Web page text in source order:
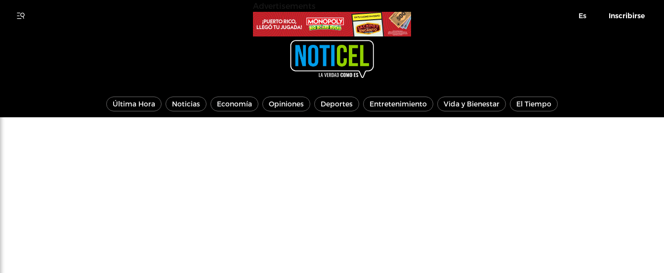
Es Inscribirse
Última Hora Noticias Economía Opiniones Deportes Entretenimiento Vida y Bienestar El Tiempo